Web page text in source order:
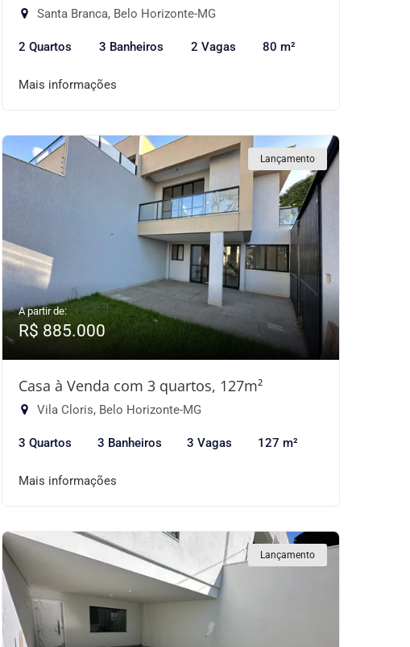
Santa Branca, Belo Horizonte-MG
2 Quartos 3 Banheiros 2 Vagas 80 m²
Mais informações
Lançamento
A partir de:
R$ 885.000
Casa à Venda com 3 quartos, 127m²
Vila Cloris, Belo Horizonte-MG
3 Quartos 3 Banheiros 3 Vagas 127 m²
Mais informações
Lançamento